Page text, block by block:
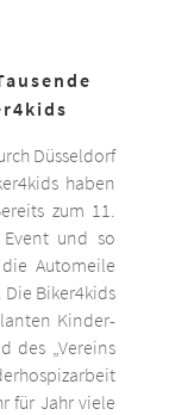
Düsseldorf
haben
zum 11.
und so
Automeile
Die Biker4kids
Kinder-
des „Vereins
für Jahr viele